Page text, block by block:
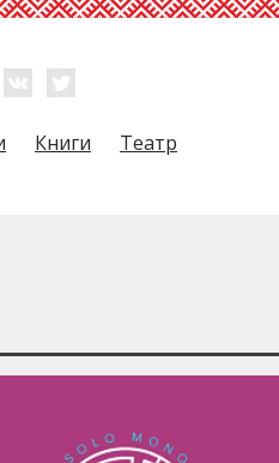
Книги Театр